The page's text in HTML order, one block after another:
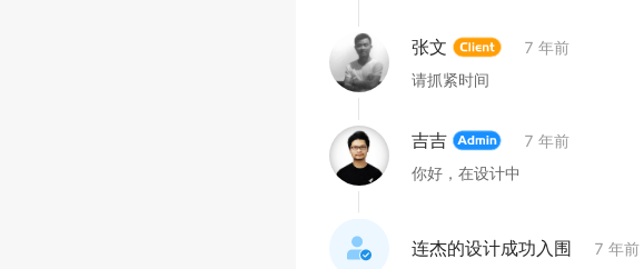
张文
7 年前
请抓紧时间
吉吉
7 年前
你好，在设计中
连杰的设计成功入围 7 年前